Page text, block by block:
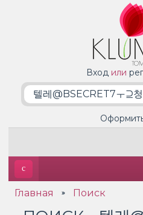
Вход или
Главная » Поиск